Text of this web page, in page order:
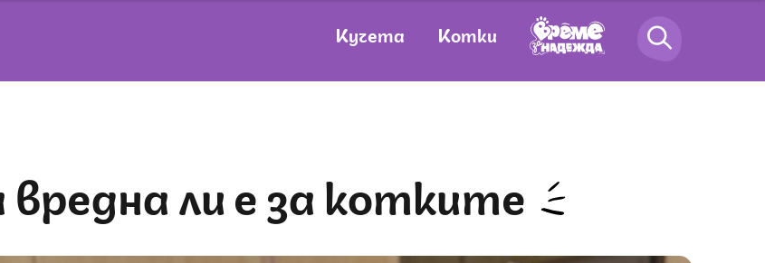
Кучета Котки
вредна ли е за котките